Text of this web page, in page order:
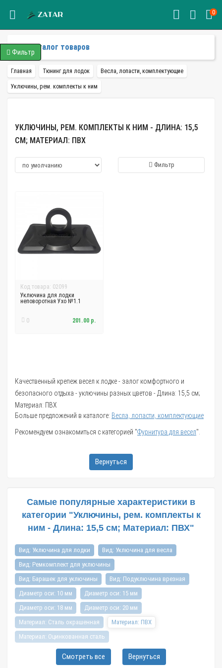
0
Каталог товаров
Главная Тюнинг для лодок Весла, лопасти, комплектующие
Уключины, рем. комплекты к ним
УКЛЮЧИНЫ, РЕМ. КОМПЛЕКТЫ К НИМ - ДЛИНА: 15,5
СМ; МАТЕРИАЛ: ПВХ
Фильтр
Код товара: 02099
Уключина для лодки
неповоротная Ухо №1.1
0 201.00 р.
Качественный крепеж весел к лодке - залог комфортного и
безопасного отдыха - уключины разных цветов - Длина: 15,5 см;
Материал: ПВХ
Больше предложений в каталоге: Весла, лопасти, комплектующие
Рекомендуем ознакомиться с категорией "Фурнитура для весел".
Вернуться
Самые популярные характеристики в
категории "Уключины, рем. комплекты к
ним - Длина: 15,5 см; Материал: ПВХ"
Вид: Уключина для лодки
Вид: Уключина для весла
Вид: Ремкомплект для уключины
Вид: Барашек для уключины
Вид: Подуключина врезная
Диаметр оси: 10 мм
Диаметр оси: 15 мм
Диаметр оси: 18 мм
Диаметр оси: 20 мм
Материал: Сталь окрашенная
Материал: ПВХ
Материал: Оцинкованная сталь
Материал: ПВХ | нержавеющая сталь
Материал: ПВХ | оцинкованная сталь
Цвет: Светло-серый
Смотреть все Вернуться
Фильтр